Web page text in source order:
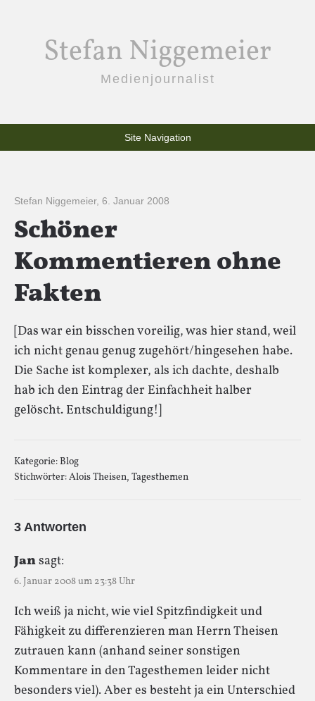
Stefan Niggemeier
Medienjournalist
Site Navigation
Stefan Niggemeier, 6. Januar 2008
Schöner
Kommentieren ohne
Fakten
[Das war ein bisschen voreilig, was hier stand, weil
ich nicht genau genug zugehört/hingesehen habe.
Die Sache ist komplexer, als ich dachte, deshalb
hab ich den Eintrag der Einfachheit halber
gelöscht. Entschuldigung!]
Kategorie:Blog
Stichwörter:Alois Theisen, Tagesthemen
3 Antworten
Jansagt:
6. Januar 2008 um 23:38 Uhr
Ich weiß ja nicht, wie viel Spitzfindigkeit und
Fähigkeit zu differenzieren man Herrn Theisen
zutrauen kann (anhand seiner sonstigen
Kommentare in den Tagesthemen leider nicht
besonders viel). Aber es besteht ja ein Unterschied